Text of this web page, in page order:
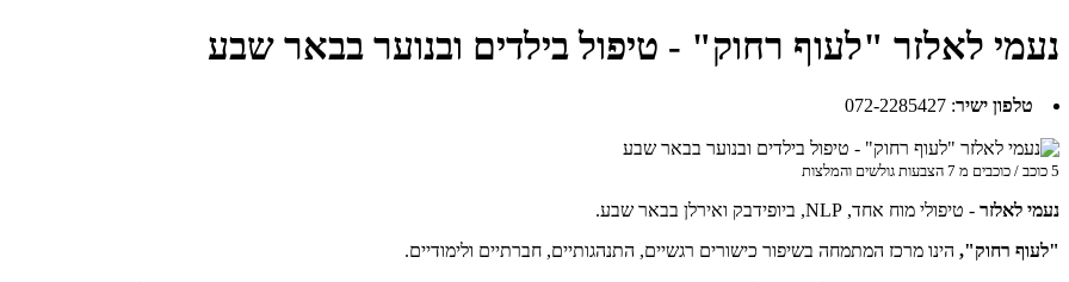
נעמי לאלזר "לעוף רחוק" - טיפול בילדים ובנוער בבאר שבע
טלפון ישיר:
072-2285427
5 כוכב / כוכבים מ 7 הצבעות גולשים והמלצות
נעמי לאלזר - טיפולי מוח אחד, NLP, ביופידבק ואירלן בבאר שבע.
"לעוף רחוק", הינו מרכז המתמחה בשיפור כישורים רגשיים, התנהגותיים, חברתיים ולימודיים.